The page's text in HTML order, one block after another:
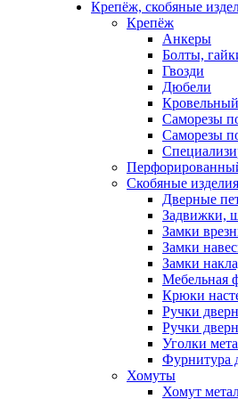
Крепёж, скобяные
Крепёж
Анкеры
Болты,
Гвозди
Дюбели
Саморезы
Саморезы
Скобяные изделия
Дверные
Задвижки,
Замки
Замки
Замки
Мебельная
Крюки
Ручки
Ручки
Уголки
Фурнитура
Хомуты
Хомут